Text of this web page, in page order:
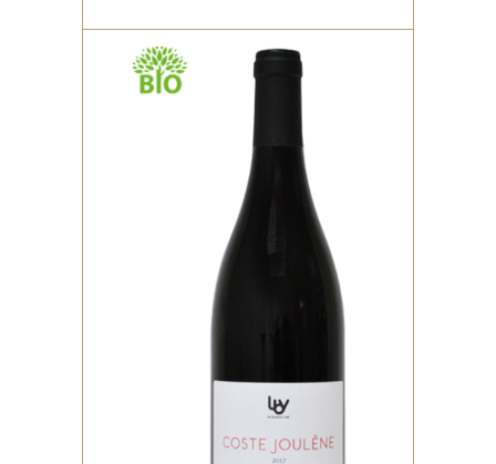
ROUGE
Vendange manuelle, pré-
fermentaire à froid pendant